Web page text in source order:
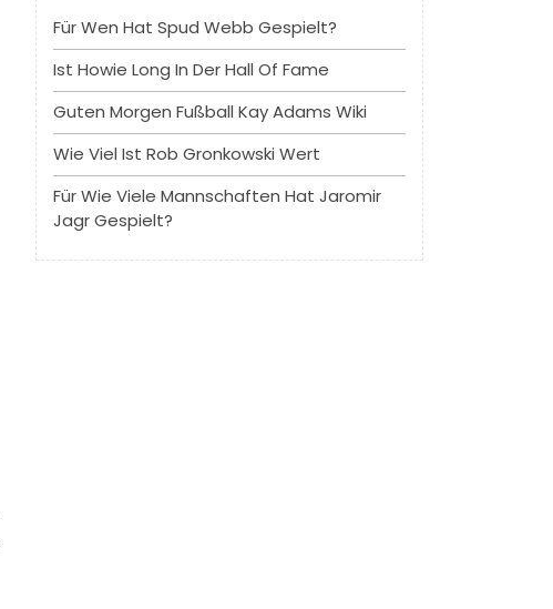
Für Wen Hat Spud Webb Gespielt?
Ist Howie Long In Der Hall Of Fame
Guten Morgen Fußball Kay Adams Wiki
Wie Viel Ist Rob Gronkowski Wert
Für Wie Viele Mannschaften Hat Jaromir
Jagr Gespielt?